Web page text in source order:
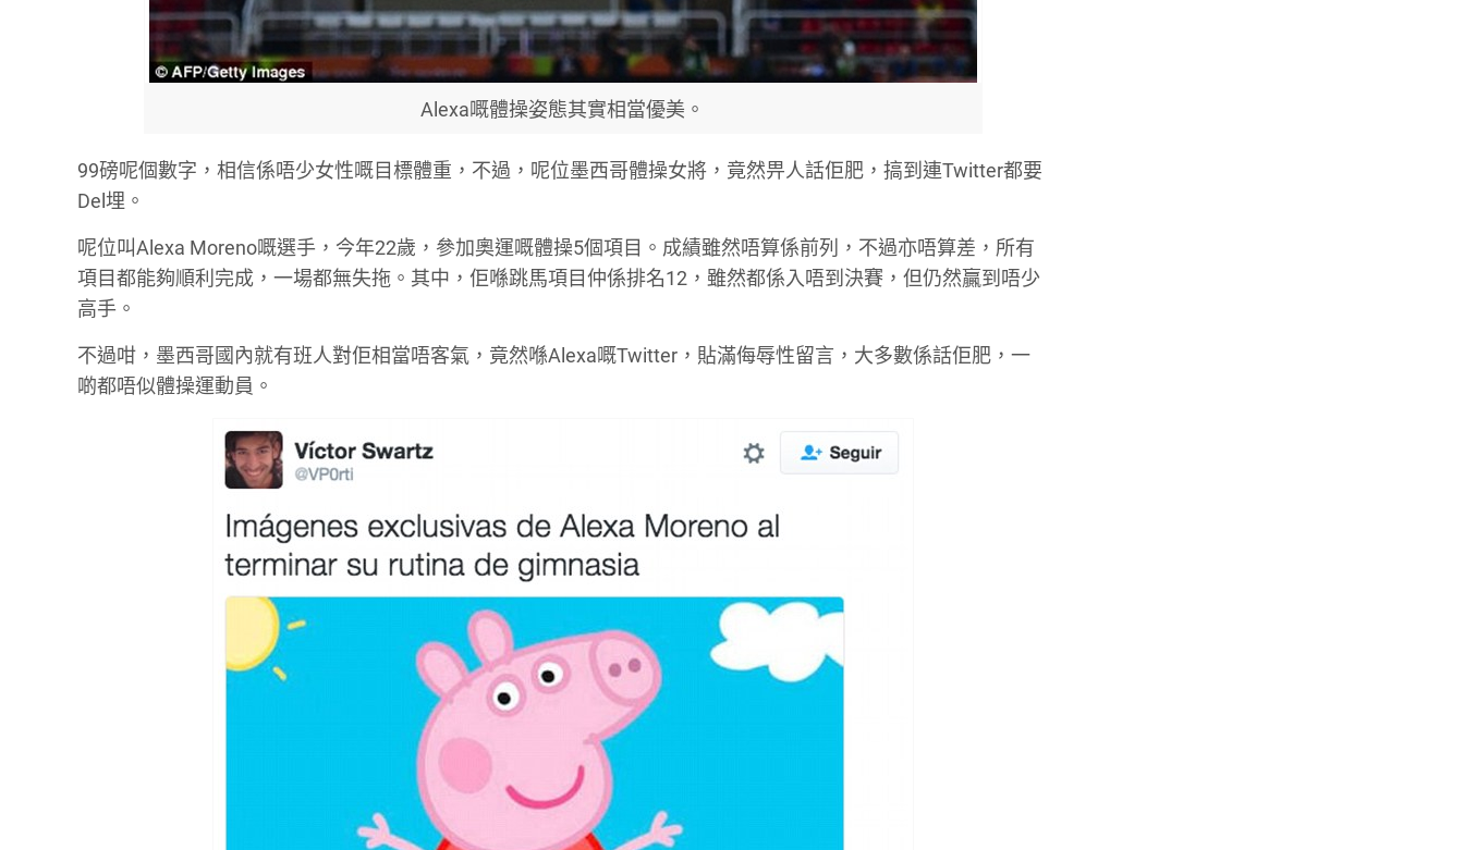
Alexa嘅體操姿態其實相當優美。
99磅呢個數字，相信係唔少女性嘅目標體重，不過，呢位墨西哥體操女將，竟然畀人話佢肥，搞到連Twitter都要
Del埋。
呢位叫Alexa Moreno嘅選手，今年22歲，參加奧運嘅體操5個項目。成績雖然唔算係前列，不過亦唔算差，所有
項目都能夠順利完成，一場都無失拖。其中，佢喺跳馬項目仲係排名12，雖然都係入唔到決賽，但仍然贏到唔少
高手。
不過咁，墨西哥國內就有班人對佢相當唔客氣，竟然喺Alexa嘅Twitter，貼滿侮辱性留言，大多數係話佢肥，一
啲都唔似體操運動員。